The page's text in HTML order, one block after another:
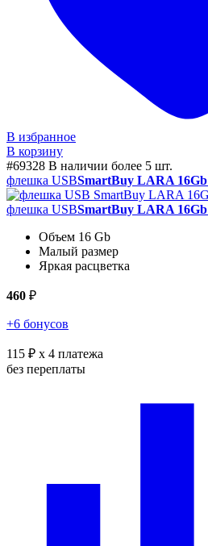
В избранное
В корзину
#69328 В наличии более 5 шт.
флешка USBSmartBuy LARA 16Gb
флешка USBSmartBuy LARA 16Gb
Объем 16 Gb
Малый размер
Яркая расцветка
460 ₽
+6 бонусов
115 ₽ x 4 платежа
без переплаты